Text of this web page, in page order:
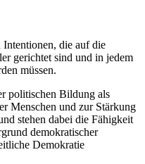
die auf die
gerichtet sind und in jedem
müssen.
politischen Bildung als
Menschen und zur Stärkung
stehen dabei die Fähigkeit
demokratischer
Demokratie